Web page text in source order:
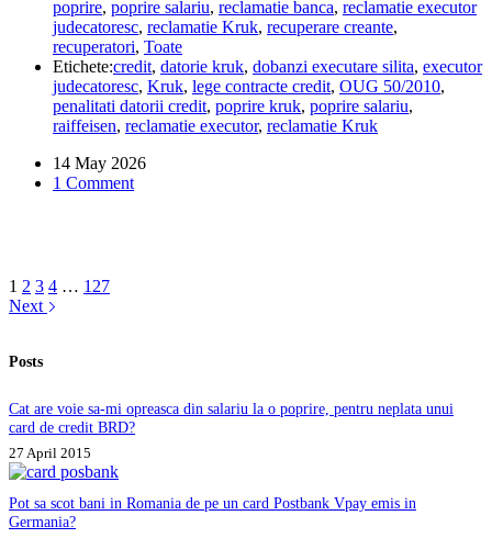
pună
penalități
la
un
credit
executat
silit?
poprire, poprire salariu, reclamatie banca, reclamatie executor
judecatoresc, reclamatie Kruk, recuperare creante,
recuperatori, Toate
Etichete:credit, datorie kruk, dobanzi executare silita, executor
judecatoresc, Kruk, lege contracte credit, OUG 50/2010,
penalitati datorii credit, poprire kruk, poprire salariu,
raiffeisen, reclamatie executor, reclamatie Kruk
14 May 2026
1 Comment
1 2 3 4 … 127
Next
Posts
Cat are voie sa-mi opreasca din salariu la o poprire, pentru neplata unui
card de credit BRD?
27 April 2015
Pot sa scot bani in Romania de pe un card Postbank Vpay emis in
Germania?